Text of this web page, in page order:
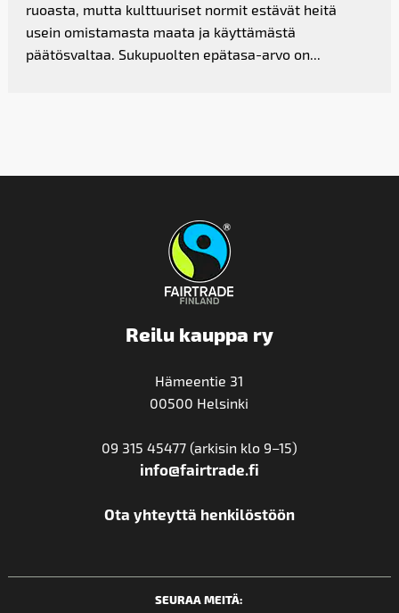
ruoasta, mutta kulttuuriset normit estävät heitä
usein omistamasta maata ja käyttämästä
päätösvaltaa. Sukupuolten epätasa-arvo on...
Reilu kauppa ry
Hämeentie 31
00500 Helsinki
09 315 45477 (arkisin klo 9–15)
info@fairtrade.fi
Ota yhteyttä henkilöstöön
SEURAA MEITÄ: